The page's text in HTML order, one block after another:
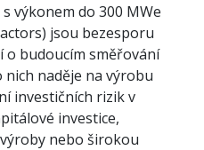
výkonem do 300 MWe
jsou bezesporu
o budoucím směřování
nich naděje na výrobu
investičních rizik v
investice,
nebo širokou